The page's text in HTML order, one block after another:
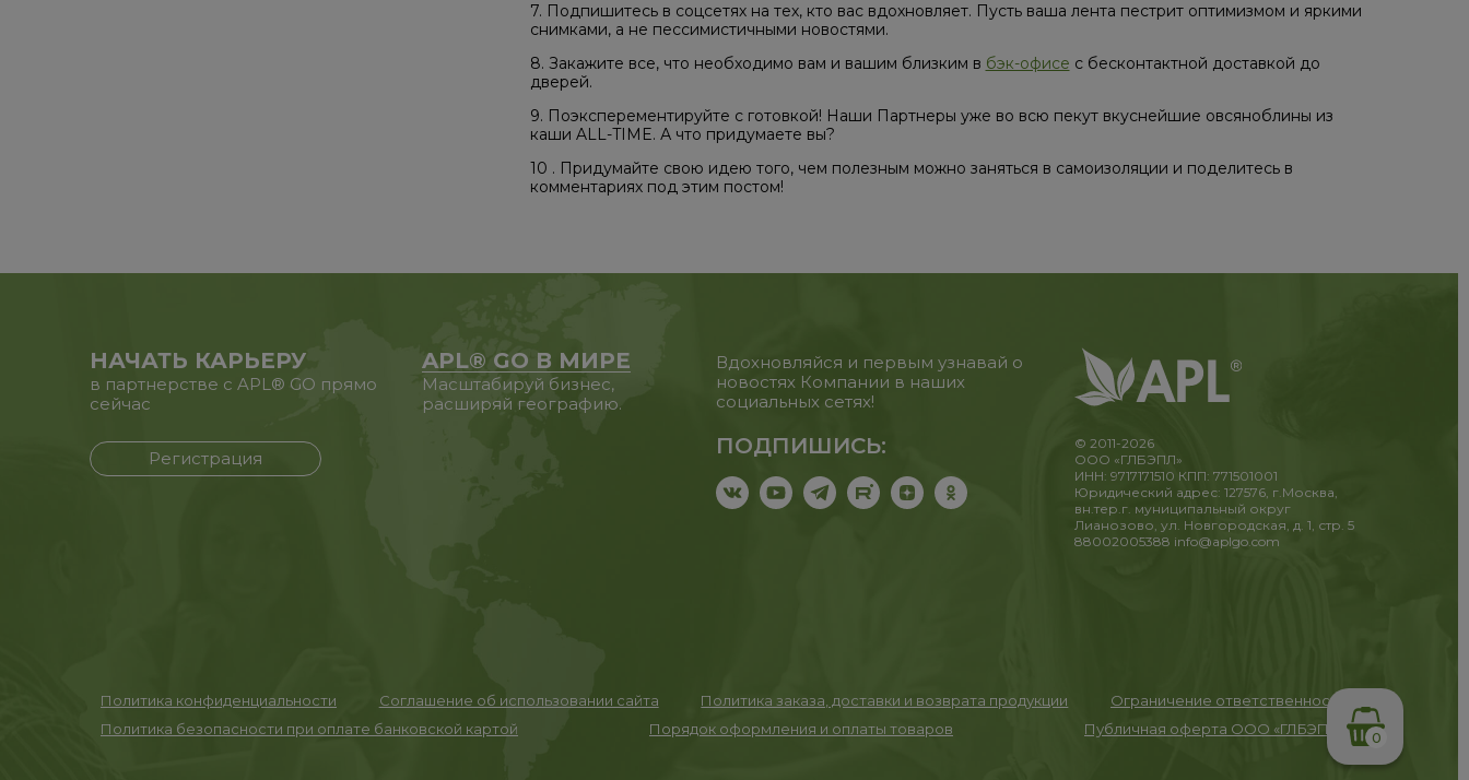
7. Подпишитесь в соцсетях на тех, кто вас вдохновляет. Пусть ваша лента пестрит оптимизмом и яркими
снимками, а не пессимистичными новостями.
8. Закажите все, что необходимо вам и вашим близким в бэк-офисе с бесконтактной доставкой до
дверей.
9. Поэксперементируйте с готовкой! Наши Партнеры уже во всю пекут вкуснейшие овсяноблины из
каши ALL-TIME. А что придумаете вы?
10 . Придумайте свою идею того, чем полезным можно заняться в самоизоляции и поделитесь в
комментариях под этим постом!
НАЧАТЬ КАРЬЕРУ
в партнерстве с APL® GO прямо
сейчас
Регистрация
APL® GO В МИРЕ
Масштабируй бизнес,
расширяй географию.
Вдохновляйся и первым узнавай о
новостях Компании в наших
социальных сетях!
ПОДПИШИСЬ:
© 2011-2026
ООО «ГЛБЭПЛ»
ИНН: 9717171510 КПП: 771501001
Юридический адрес: 127576, г.Москва,
вн.тер.г. муниципальный округ
Лианозово, ул. Новгородская, д. 1, стр. 5
88002005388 info@aplgo.com
Политика конфиденциальности Соглашение об использовании сайта Политика заказа, доставки и возврата продукции
Ограничение ответственности
Политика безопасности при оплате банковской картой
Порядок оформления и оплаты товаров Публичная оферта ООО «ГЛБЭПЛ» 0